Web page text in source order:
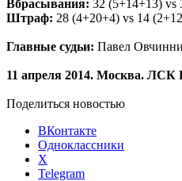
Вбрасывания: 32 (5+14+13) vs
Штраф: 28 (4+20+4) vs 14
Главные судьи: Павел
11 апреля 2014. Москва. ЛСК
Поделиться новостью
ВКонтакте
Одноклассники
X
Telegram